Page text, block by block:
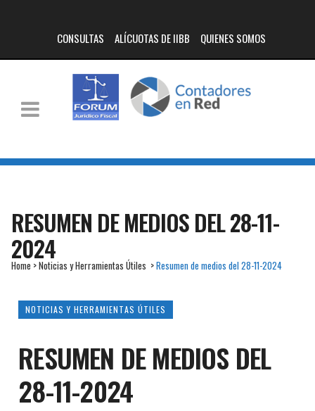
CONSULTAS ALÍCUOTAS DE IIBB QUIENES SOMOS
RESUMEN DE MEDIOS DEL 28-11-
2024
Home >Noticias y Herramientas Útiles >Resumen de medios del 28-11-2024
NOTICIAS Y HERRAMIENTAS ÚTILES
RESUMEN DE MEDIOS DEL
28-11-2024